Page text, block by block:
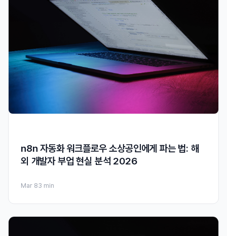
n8n 자동화 워크플로우 소상공인에게 파는 법: 해
외 개발자 부업 현실 분석 2026
Mar 83 min